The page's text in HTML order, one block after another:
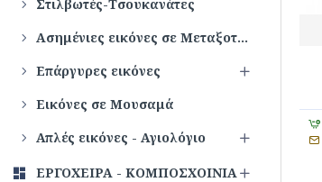
Στιλβωτές-Τσουκανάτες
Ασημένιες εικόνες σε Μεταξοτυπία
Επάργυρες εικόνες
Εικόνες σε Μουσαμά
Απλές εικόνες - Αγιολόγιο
ΕΡΓΌΧΕΙΡΑ - ΚΟΜΠΟΣΧΟΊΝΙΑ